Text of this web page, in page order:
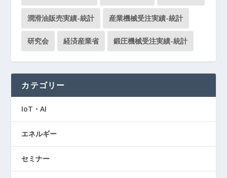
潤滑油販売実績-統計 産業機械受注実績-統計
研究会 経済産業省 鍛圧機械受注実績-統計
カテゴリー
IoT・AI
エネルギー
セミナー